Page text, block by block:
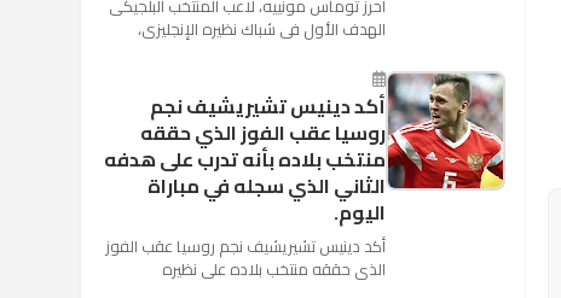
الهدف الأول فى شباك نظيره الإنجليزى،
بينهما حاليا على م...
أكد دينيس تشيريشيف نجم
روسيا عقب الفوز الذي حققه
منتخب بلاده بأنه تدرب على هدفه
الثاني الذي سجله في مباراة
اليوم.
أكد دينيس تشيريشيف نجم روسيا عقب الفوز
الذي حققه منتخب بلاده على نظيره